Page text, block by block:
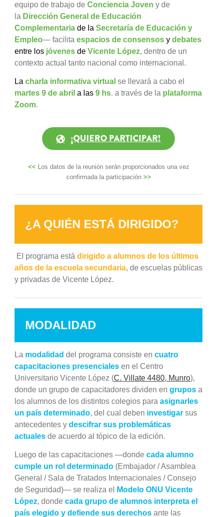
equipo de trabajo de Conciencia Joven y de
la Dirección General de Educación
Complementaria de la Secretaría de Educación y
Empleo— facilita espacios de consensos y debates
entre los jóvenes de Vicente López, dentro de un
contexto actual tanto nacional como internacional.
La charla informativa virtual se llevará a cabo el
martes 9 de abril a las 9 hs. a través de la plataforma
Zoom.
¡QUIERO PARTICIPAR!
<< Los datos de la reunión serán proporcionados una vez
confirmada la participación >>
¿A QUIÉN ESTÁ DIRIGIDO?
El programa está dirigido a alumnos de los últimos
años de la escuela secundaria, de escuelas públicas
y privadas de Vicente López.
MODALIDAD
La modalidad del programa consiste en cuatro
capacitaciones presenciales en el Centro
Universitario Vicente López (C. Villate 4480, Munro),
donde un grupo de capacitadores dividen en grupos a
los alumnos de los distintos colegios para asignarles
un país determinado, del cual deben investigar sus
antecedentes y descifrar sus problemáticas
actuales de acuerdo al tópico de la edición.
Luego de las capacitaciones —donde cada alumno
cumple un rol determinado (Embajador / Asamblea
General / Sala de Tratados Internacionales / Consejo
de Seguridad)— se realiza el
Modelo ONU Vicente
López, donde cada grupo de alumnos interpreta el
país elegido y defiende sus derechos ante las